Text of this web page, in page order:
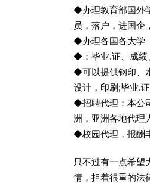
◆办理教育部国外
员，落户，进国
◆办理各国各大学
◆：毕业.证、成绩
◆可以提供钢印、
设计，印刷;毕业.
◆招聘代理：本公
洲，亚洲各地代理
◆校园代理，报酬
只不过有一点希望
情，担着很重的法